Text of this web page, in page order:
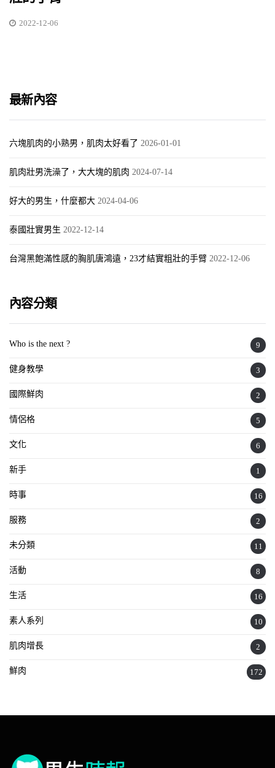
2022-12-06
最新內容
六塊肌肉的小熟男，肌肉太好看了 2026-01-01
肌肉壯男洗澡了，大大塊的肌肉 2024-07-14
好大的男生，什麼都大 2024-04-06
泰國壯實男生 2022-12-14
台灣黑飽滿性感的胸肌唐鴻遠，23才結實粗壯的手臂 2022-12-06
內容分類
Who is the next ? 9
健身教學 3
國際鮮肉 2
情侶格 5
文化 6
新手 1
時事 16
服務 2
未分類 11
活動 8
生活 16
素人系列 10
肌肉增長 2
鮮肉 172